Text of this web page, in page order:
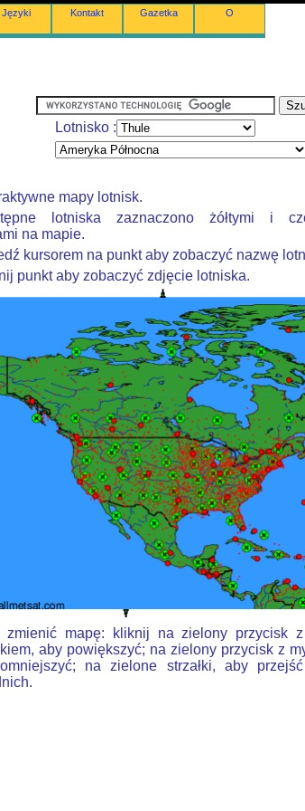
Języki Kontakt Gazetka O
Lotnisko :
mapy lotnisk.
lotniska zaznaczono żółtymi i
na mapie.
kursorem na punkt aby zobaczyć nazwę
punkt aby zobaczyć zdjęcie lotniska.
zmienić mapę: kliknij na zielony przycisk z
aby powiększyć; na zielony przycisk z
na zielone strzałki, aby